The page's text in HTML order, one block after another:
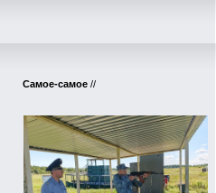
Самое-самое //